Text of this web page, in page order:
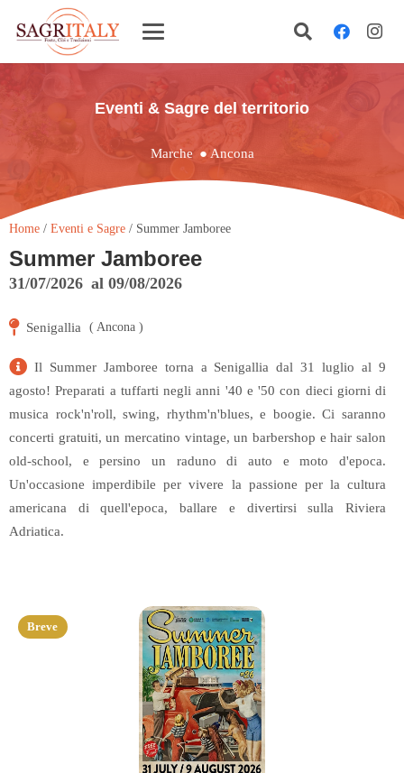
Eventi & Sagre del territorio
Marche ● Ancona
Home / Eventi e Sagre / Summer Jamboree
Summer Jamboree
31/07/2026 al 09/08/2026
Senigallia ( Ancona )
Il Summer Jamboree torna a Senigallia dal 31 luglio al 9
agosto! Preparati a tuffarti negli anni '40 e '50 con dieci giorni di
musica rock'n'roll, swing, rhythm'n'blues, e boogie. Ci saranno
concerti gratuiti, un mercatino vintage, un barbershop e hair salon
old-school, e persino un raduno di auto e moto d'epoca.
Un'occasione imperdibile per vivere la passione per la cultura
americana di quell'epoca, ballare e divertirsi sulla Riviera
Adriatica.
Breve